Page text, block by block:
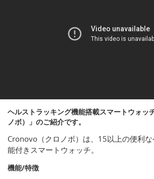
ヘルストラッキング機能搭載スマートウォッ
ノボ）」のご紹介です。
Cronovo（クロノボ）は、15以上の便利
能付きスマートウォッチ。
機能/特徴